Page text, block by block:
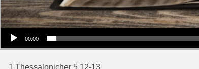
Audio-Player
00:00